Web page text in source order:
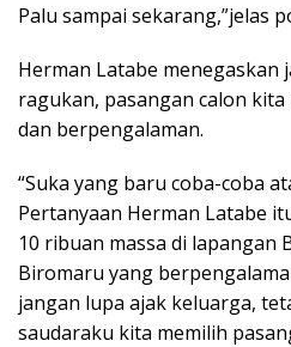
Palu sampai sekarang,”jelas
Herman Latabe menegaskan
ragukan, pasangan calon
dan berpengalaman.
“Suka yang baru coba-coba
Pertanyaan Herman Latabe
10 ribuan massa di lapangan
Biromaru yang
jangan lupa ajak keluarga,
saudaraku kita memilih